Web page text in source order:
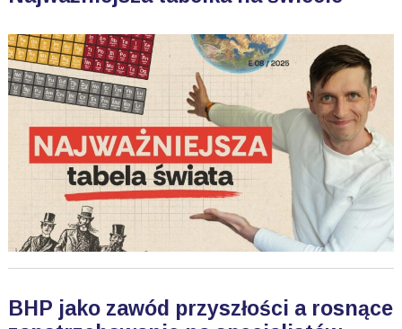
BHP jako zawód przyszłości a rosnące